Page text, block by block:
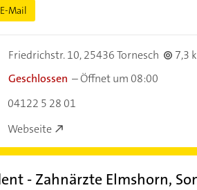
E-Mail
Friedrichstr. 10,25436 Tornesch
7,3
Geschlossen –Öffnet um 08:00
04122 5 28 01
Webseite
- Zahnärzte Elmshorn,